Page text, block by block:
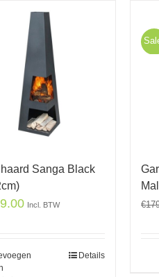
Sanga Black
Incl. BTW
Details
€